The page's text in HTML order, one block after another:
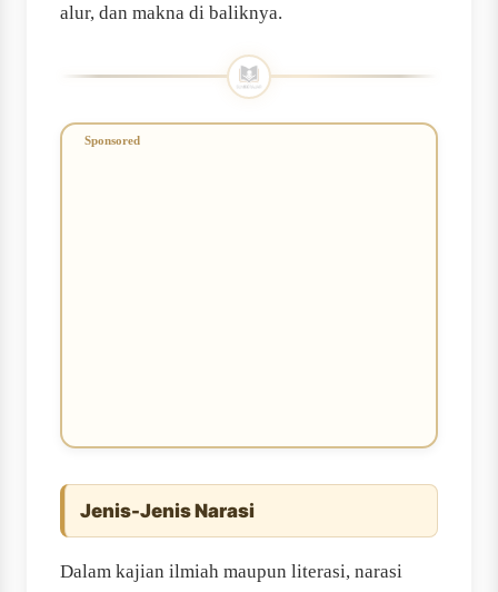
alur, dan makna di baliknya.
Jenis-Jenis Narasi
Dalam kajian ilmiah maupun literasi, narasi